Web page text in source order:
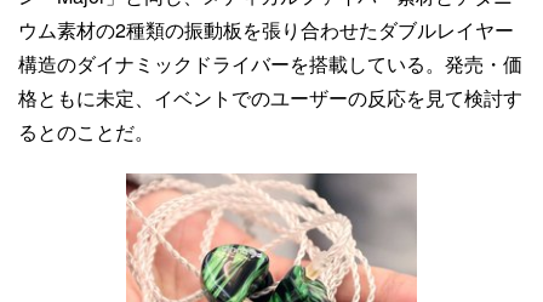
ウム素材の2種類の振動板を張り合わせたダブルレイヤー
構造のダイナミックドライバーを搭載している。発売・価
格ともに未定、イベントでのユーザーの反応を見て検討す
るとのことだ。